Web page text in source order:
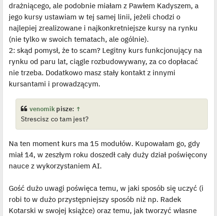
z
y
p
s
t
drażniącego, ale podobnie miałam z Pawłem Kadyszem, a
jego kursy ustawiam w tej samej linii, jeżeli chodzi o
najlepiej zrealizowane i najkonkretniejsze kursy na rynku
(nie tylko w swoich tematach, ale ogólnie).
2: skąd pomysł, że to scam? Legitny kurs funkcjonujący na
rynku od paru lat, ciągle rozbudowywany, za co dopłacać
nie trzeba. Dodatkowo masz stały kontakt z innymi
kursantami i prowadzącym.
venomik pisze: ↑
Strescisz co tam jest?
Na ten moment kurs ma 15 modułów. Kupowałam go, gdy
miał 14, w zeszłym roku doszedł cały duży dział poświęcony
nauce z wykorzystaniem AI.
Gość dużo uwagi poświęca temu, w jaki sposób się uczyć (i
robi to w dużo przystępniejszy sposób niż np. Radek
Kotarski w swojej książce) oraz temu, jak tworzyć własne